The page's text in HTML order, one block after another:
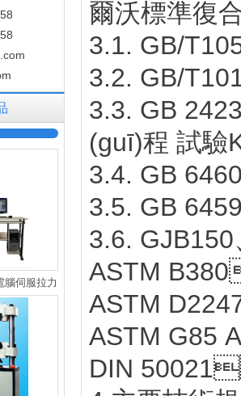
腦伺服拉力
爾沃標準復
3.1. GB/
3.2. GB/
3.3. GB
(guī)程 試驗
3.4. GB
3.5. GB
3.6.
ASTM
ASTM
ASTM
DIN